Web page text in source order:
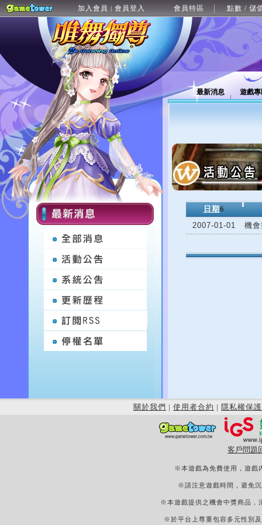
加入會員 | 會員登入 會員特區 點數 / 儲
最新消息 遊戲
日期 6
2007-01-01
機
關於我們 | 使用者合約 | 隱私權保護
客戶問題
※本遊戲為免費使用，遊戲
※請注意遊戲時間，避免
※本遊戲提供之機會中獎商品，
※於平台上尊重包容多元性別